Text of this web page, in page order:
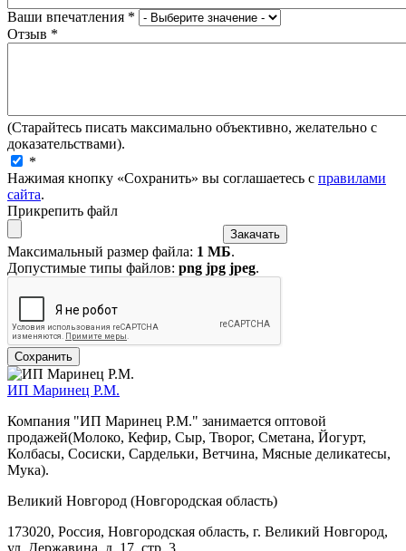
Ваши впечатления *
Отзыв *
(Старайтесь писать максимально объективно, желательно с
доказательствами).
*
Нажимая кнопку «Сохранить» вы соглашаетесь с правилами
сайта.
Прикрепить файл
Максимальный размер файла: 1 МБ.
Допустимые типы файлов: png jpg jpeg.
ИП Маринец Р.М.
Компания "ИП Маринец Р.М." занимается оптовой
продажей(Молоко, Кефир, Сыр, Творог, Сметана, Йогурт,
Колбасы, Сосиски, Сардельки, Ветчина, Мясные деликатесы,
Мука).
Великий Новгород (Новгородская область)
173020, Россия, Новгородская область, г. Великий Новгород,
ул. Державина, д. 17, стр. 3